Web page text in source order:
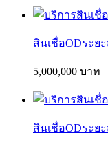
สินเชื่อODระย
5,000,000 บาท
สินเชื่อODระย